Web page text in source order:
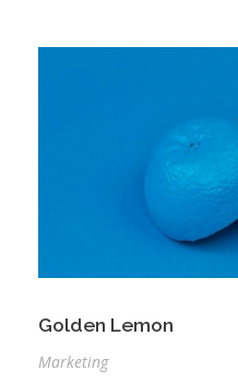
Golden Lemon
Marketing